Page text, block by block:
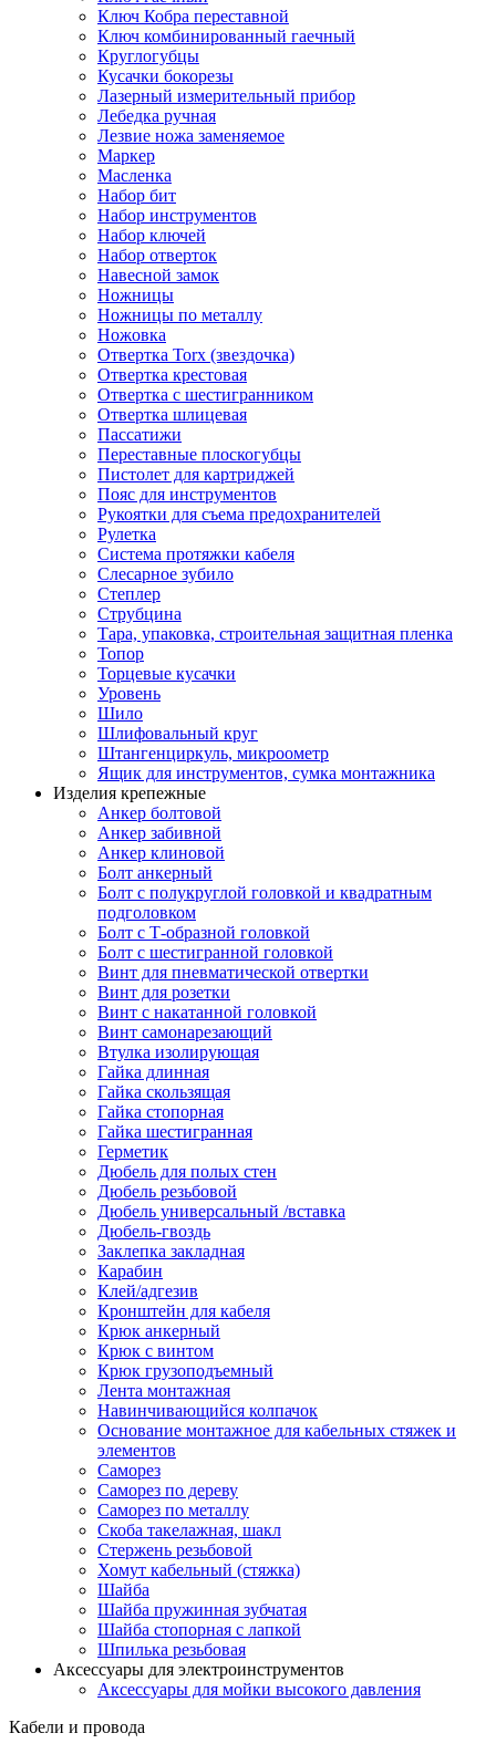
Ключ Кобра переставной
Ключ комбинированный гаечный
Круглогубцы
Кусачки бокорезы
Лазерный измерительный прибор
Лебедка ручная
Лезвие ножа заменяемое
Маркер
Масленка
Набор бит
Набор инструментов
Набор ключей
Набор отверток
Навесной замок
Ножницы
Ножницы по металлу
Ножовка
Отвертка Torx (звездочка)
Отвертка крестовая
Отвертка с шестигранником
Отвертка шлицевая
Пассатижи
Переставные плоскогубцы
Пистолет для картриджей
Пояс для инструментов
Рукоятки для съема предохранителей
Рулетка
Система протяжки кабеля
Слесарное зубило
Степлер
Струбцина
Тара, упаковка, строительная защитная пленка
Топор
Торцевые кусачки
Уровень
Шило
Шлифовальный круг
Штангенциркуль, микроометр
Ящик для инструментов, сумка монтажника
Изделия крепежные
Анкер болтовой
Анкер забивной
Анкер клиновой
Болт анкерный
Болт с полукруглой головкой и квадратным
подголовком
Болт с Т-образной головкой
Болт с шестигранной головкой
Винт для пневматической отвертки
Винт для розетки
Винт с накатанной головкой
Винт самонарезающий
Втулка изолирующая
Гайка длинная
Гайка скользящая
Гайка стопорная
Гайка шестигранная
Герметик
Дюбель для полых стен
Дюбель резьбовой
Дюбель универсальный /вставка
Дюбель-гвоздь
Заклепка закладная
Карабин
Клей/адгезив
Кронштейн для кабеля
Крюк анкерный
Крюк с винтом
Крюк грузоподъемный
Лента монтажная
Навинчивающийся колпачок
Основание монтажное для кабельных стяжек и
элементов
Саморез
Саморез по дереву
Саморез по металлу
Скоба такелажная, шакл
Стержень резьбовой
Хомут кабельный (стяжка)
Шайба
Шайба пружинная зубчатая
Шайба стопорная с лапкой
Шпилька резьбовая
Аксессуары для электроинструментов
Аксессуары для мойки высокого давления
Кабели и провода